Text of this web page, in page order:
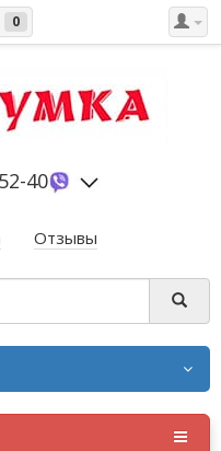
0
40
Отзывы